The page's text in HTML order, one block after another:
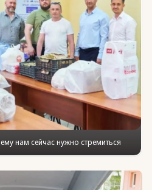
нам сейчас нужно стремиться